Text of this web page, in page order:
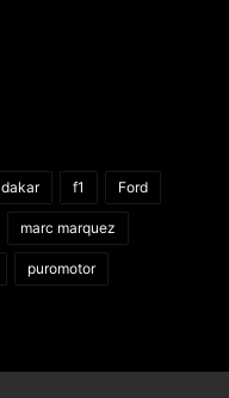
dakar f1 Ford
marc marquez
puromotor